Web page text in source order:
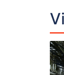
Contacten